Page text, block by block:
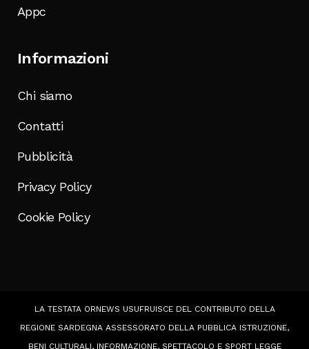
Appc
Informazioni
Chi siamo
Contatti
Pubblicità
Privacy Policy
Cookie Policy
LA TESTATA ORNEWS USUFRUISCE DEL CONTRIBUTO DELLA
REGIONE SARDEGNA ASSESSORATO DELLA PUBBLICA ISTRUZIONE,
BENI CULTURALI, INFORMAZIONE, SPETTACOLO E SPORT LEGGE